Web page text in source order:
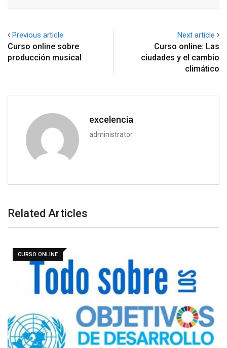
Previous article
Curso online sobre
producción musical
Next article
Curso online: Las
ciudades y el cambio
climático
excelencia
administrator
Related Articles
CURSO ONLINE